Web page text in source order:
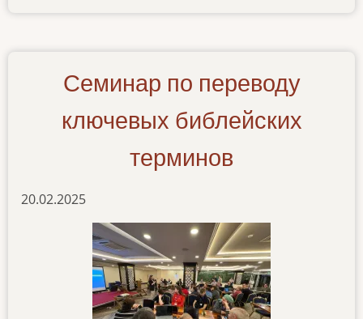
dlya-
uchastnikov-
Семинар по переводу
ключевых библейских
терминов
20.02.2025